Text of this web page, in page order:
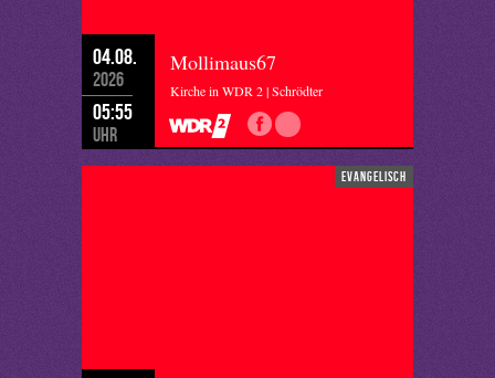
04.08.
2026
05:55
Uhr
Mollimaus67
Kirche in WDR 2 | Schrödter
evangelisch